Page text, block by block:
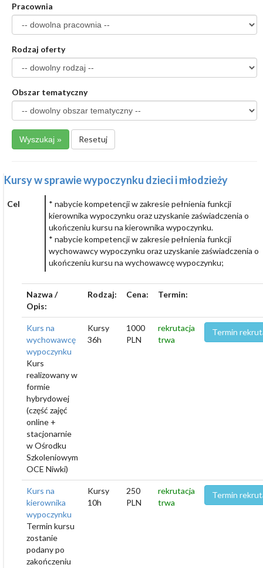
Pracownia
Rodzaj oferty
Obszar tematyczny
Resetuj
Kursy w sprawie wypoczynku dzieci i młodzieży
Cel
* nabycie kompetencji w zakresie pełnienia funkcji
kierownika wypoczynku oraz uzyskanie zaświadczenia o
ukończeniu kursu na kierownika wypoczynku.
* nabycie kompetencji w zakresie pełnienia funkcji
wychowawcy wypoczynku oraz uzyskanie zaświadczenia o
ukończeniu kursu na wychowawcę wypoczynku;
Nazwa /
Opis:
Rodzaj: Cena: Termin:
Kurs na
wychowawcę
wypoczynku
Kurs
realizowany w
formie
hybrydowej
(część zajęć
online +
stacjonarnie
w Ośrodku
Szkoleniowym
OCE Niwki)
Kursy
36h
1000
PLN
rekrutacja
trwa
Termin
Kurs na
kierownika
wypoczynku
Termin kursu
zostanie
podany po
zakończeniu
Kursy
10h
250
PLN
rekrutacja
trwa
Termin